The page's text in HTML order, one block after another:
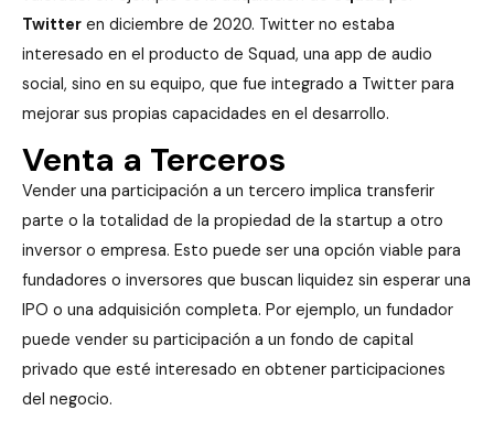
Twitter en diciembre de 2020. Twitter no estaba
interesado en el producto de Squad, una app de audio
social, sino en su equipo, que fue integrado a Twitter para
mejorar sus propias capacidades en el desarrollo.
Venta a Terceros
Vender una participación a un tercero implica transferir
parte o la totalidad de la propiedad de la startup a otro
inversor o empresa. Esto puede ser una opción viable para
fundadores o inversores que buscan liquidez sin esperar una
IPO o una adquisición completa. Por ejemplo, un fundador
puede vender su participación a un fondo de capital
privado que esté interesado en obtener participaciones
del negocio.